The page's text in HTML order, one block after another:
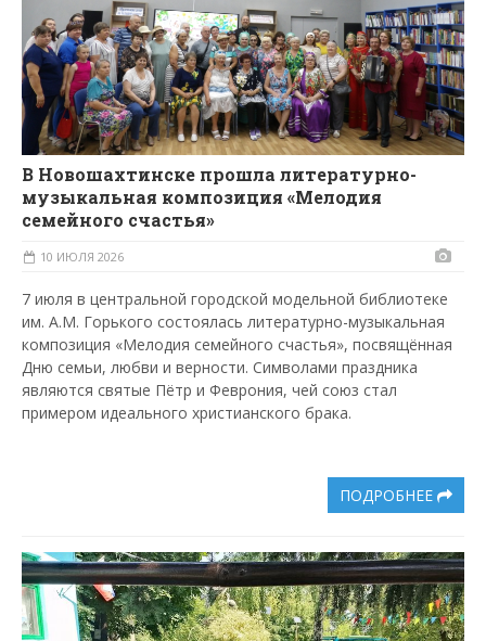
В Новошахтинске прошла литературно-
музыкальная композиция «Мелодия
семейного счастья»
10 ИЮЛЯ 2026
7 июля в центральной городской модельной библиотеке
им. А.М. Горького состоялась литературно-музыкальная
композиция «Мелодия семейного счастья», посвящённая
Дню семьи, любви и верности. Символами праздника
являются святые Пётр и Феврония, чей союз стал
примером идеального христианского брака.
ПОДРОБНЕЕ